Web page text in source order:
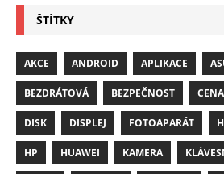
ŠTÍTKY
AKCE ANDROID APLIKACE
BEZDRÁTOVÁ BEZPEČNOST CENA
DISK DISPLEJ FOTOAPARÁT
HP HUAWEI KAMERA